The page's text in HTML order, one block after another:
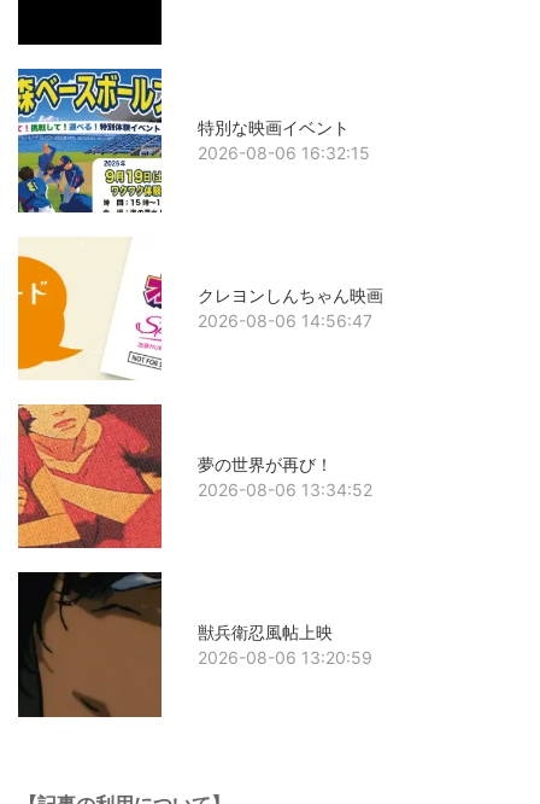
特別な映画イベント
2026-08-06 16:32:15
クレヨンしんちゃん映画
2026-08-06 14:56:47
夢の世界が再び！
2026-08-06 13:34:52
獣兵衛忍風帖上映
2026-08-06 13:20:59